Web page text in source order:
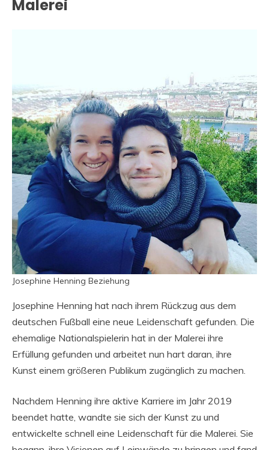
Malerei
Josephine Henning Beziehung
Josephine Henning hat nach ihrem Rückzug aus dem
deutschen Fußball eine neue Leidenschaft gefunden. Die
ehemalige Nationalspielerin hat in der Malerei ihre
Erfüllung gefunden und arbeitet nun hart daran, ihre
Kunst einem größeren Publikum zugänglich zu machen.
Nachdem Henning ihre aktive Karriere im Jahr 2019
beendet hatte, wandte sie sich der Kunst zu und
entwickelte schnell eine Leidenschaft für die Malerei. Sie